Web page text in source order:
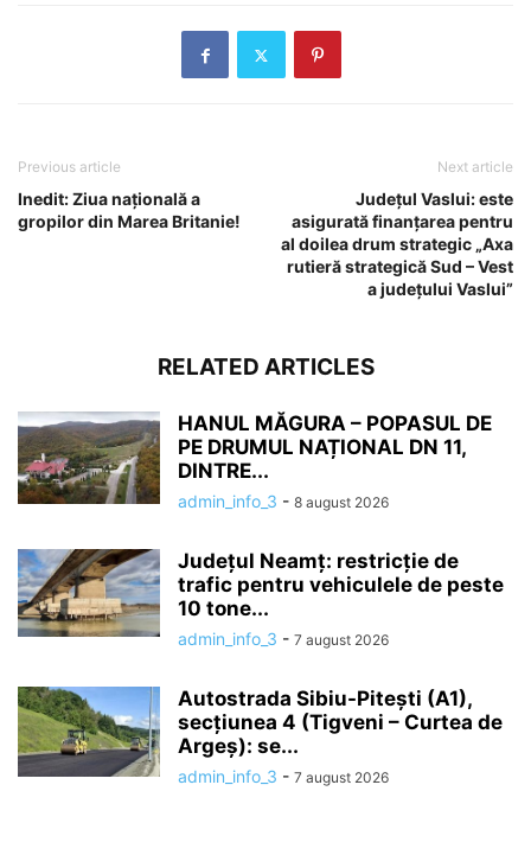
Previous article
Inedit: Ziua națională a
gropilor din Marea Britanie!
Next article
Județul Vaslui: este
asigurată finanțarea pentru
al doilea drum strategic „Axa
rutieră strategică Sud – Vest
a județului Vaslui”
RELATED ARTICLES
HANUL MĂGURA – POPASUL DE
PE DRUMUL NAȚIONAL DN 11,
DINTRE...
admin_info_3 - 8 august 2026
Județul Neamț: restricție de
trafic pentru vehiculele de peste
10 tone...
admin_info_3 - 7 august 2026
Autostrada Sibiu-Pitești (A1),
secțiunea 4 (Tigveni – Curtea de
Argeș): se...
admin_info_3 - 7 august 2026